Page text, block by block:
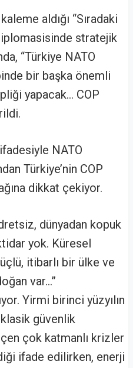
aldığı “Sıradaki
stratejik
“Türkiye NATO
bir başka önemli
yapacak… COP
NATO
Türkiye’nin COP
dikkat çekiyor.
dünyadan kopuk
yok. Küresel
itibarlı bir ülke ve
var…”
Yirmi birinci yüzyılın
güvenlik
çok katmanlı krizler
ifade edilirken, enerji